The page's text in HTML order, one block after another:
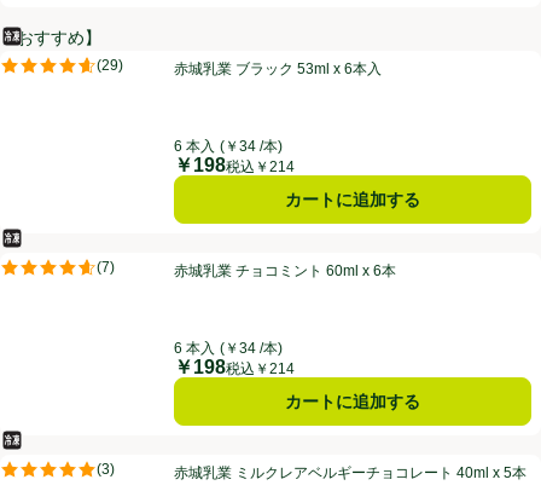
【おすすめ】
赤城乳業 ブラック 53ml x 6本入
冷凍食品
(29)
評価は29件のレビューで5点中4.6点。
赤城乳業 ブラック 53ml x 6本入
6 本入 (￥34 /本)
価格
￥198税込￥214
カートに追加する
赤城乳業 チョコミント 60ml x 6本
冷凍食品
(7)
評価は7件のレビューで5点中4.6点。赤城乳業 チョコミント 60ml x 6本
6 本入 (￥34 /本)
価格
￥198税込￥214
カートに追加する
赤城乳業 ミルクレアベルギーチョコレート 40ml x 5本
冷凍食品
(3)
評価は3件のレビューで5点中5.0点。赤城乳業 ミルクレアベルギーチョコレート 40ml x 5本